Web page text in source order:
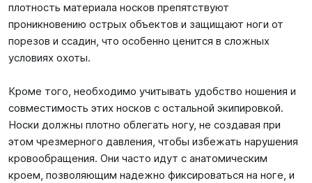
плотность материала носков препятствуют
проникновению острых объектов и защищают ноги от
порезов и ссадин, что особенно ценится в сложных
условиях охоты.
Кроме того, необходимо учитывать удобство ношения и
совместимость этих носков с остальной экипировкой.
Носки должны плотно облегать ногу, не создавая при
этом чрезмерного давления, чтобы избежать нарушения
кровообращения. Они часто идут с анатомическим
кроем, позволяющим надежно фиксироваться на ноге, и